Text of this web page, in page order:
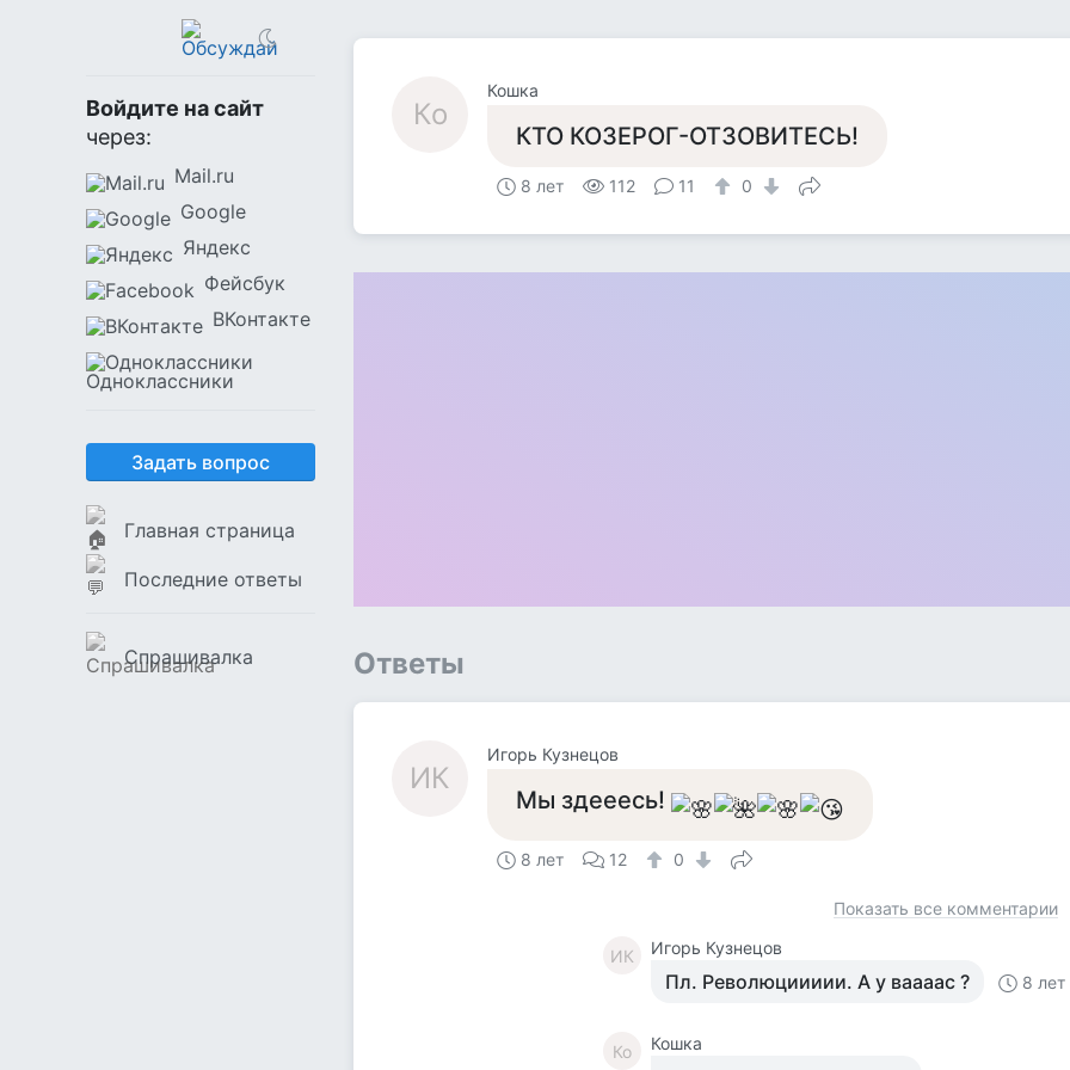
Войдите на сайт
через:
Mail.ru
Google
Яндекс
Фейсбук
ВКонтакте
Одноклассники
Задать вопрос
Главная страница
Последние ответы
Спрашивалка
Ко
Кошка
КТО КОЗЕРОГ-ОТЗОВИТЕСЬ!
8 лет 112 11 0
Ответы
ИК
Игорь Кузнецов
Мы здееесь!
8 лет 12 0
Показать все комментарии
ИК Игорь Кузнецов
Пл. Революциииии. А у ваааас ? 8 лет
Ко Кошка